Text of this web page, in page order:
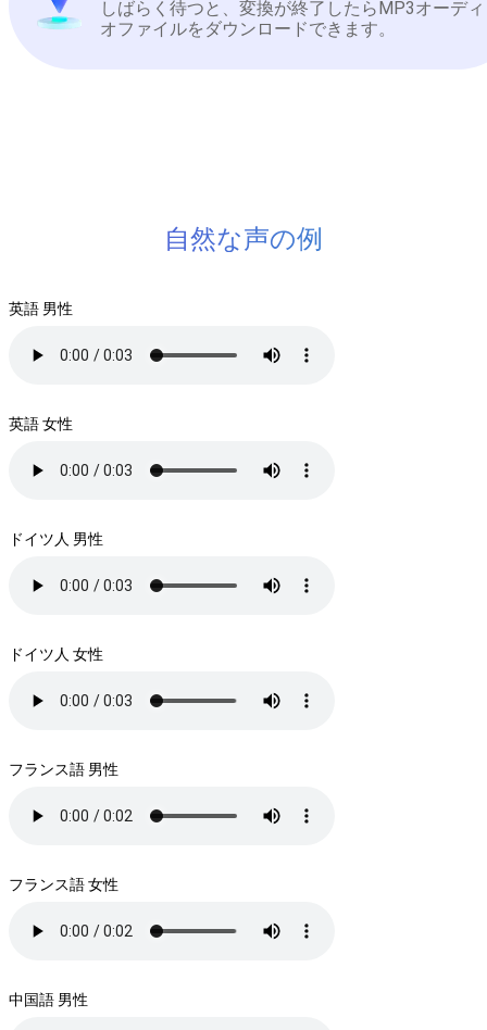
しばらく待つと、変換が終了したらMP3オーディ
オファイルをダウンロードできます。
自然な声の例
英語 男性
英語 女性
ドイツ人 男性
ドイツ人 女性
フランス語 男性
フランス語 女性
中国語 男性